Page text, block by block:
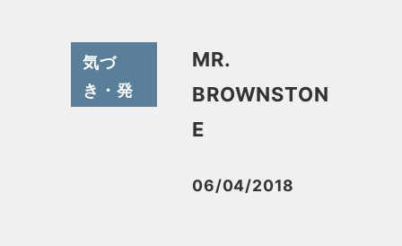
気づ
き・発
MR.
BROWNSTON
E
投稿日
06/04/2018